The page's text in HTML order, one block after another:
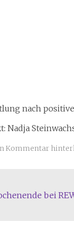
nach
Nadja
Kommentar
bei